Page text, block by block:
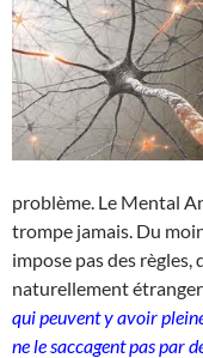
problème. Le Mental
trompe jamais. Du
impose pas des règles,
naturellement
qui peuvent y avoir
ne le saccagent pas par